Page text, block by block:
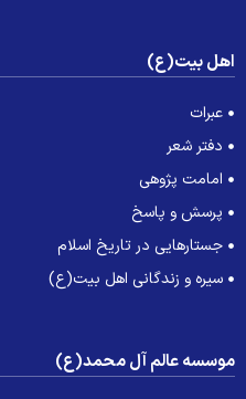
بیت(ع)
عبرات
دفتر شعر
امامت پژوهی
پرسش و پاسخ
جستارهایی در تاریخ اسلام
سیره و زندگانی اهل بیت(ع)
عالم آل محمد(ع)